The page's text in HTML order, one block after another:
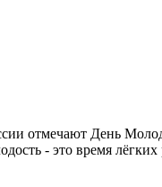
отмечают День
- это время лёгких